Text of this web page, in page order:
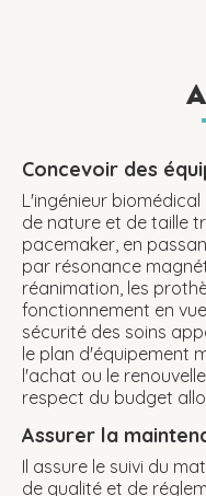
Concevoir des
L'ingénieur
de nature et de taille
pacemaker, en
par résonance
réanimation, les
fonctionnement en
sécurité des soins
le plan d'équipement
l'achat ou le
respect du budget
Assurer la
Il assure le suivi du
de qualité et de